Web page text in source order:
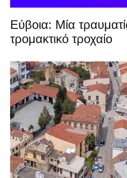
Εύβοια: Μία
τρομακτικό τροχαίο